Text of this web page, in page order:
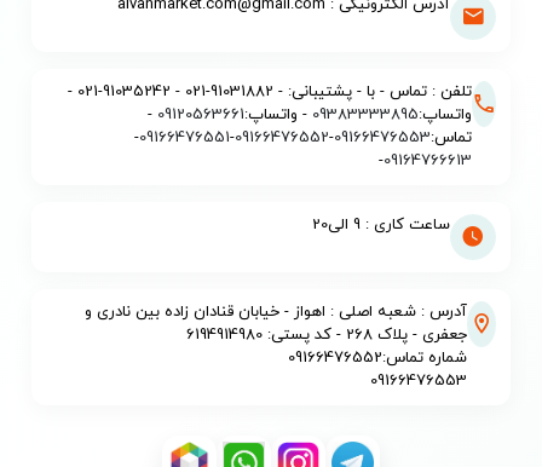
آدرس الکترونیکی : alvanmarket.com@gmail.com
تلفن : تماس - با - پشتیبانی: - 91031882-021 - 91035242-021 -
واتساپ:09383333895 - واتساپ:09120563661
-
تماس:09166476553
-
09166476552
-
09166476551
-
09164766613
-
ساعت کاری : 9 الی20
آدرس : شعبه اصلی : اهواز - خیابان قنادان زاده بین نادری و
جعفری - پلاک 268 - کد پستی: 6194914980
شماره تماس:09166476552
09166476553